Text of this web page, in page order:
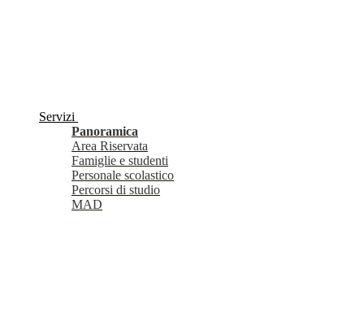
Servizi
Panoramica
Area Riservata
Famiglie e studenti
Personale scolastico
Percorsi di studio
MAD